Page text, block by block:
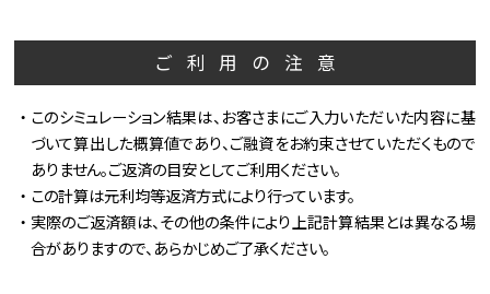
ご利用の注意
このシミュレーション結果は、お客さまにご入力いただいた内容に基
づいて算出した概算値であり、ご融資をお約束させていただくもので
ありません。ご返済の目安としてご利用ください。
この計算は元利均等返済方式により行っています。
実際のご返済額は、その他の条件により上記計算結果とは異なる場
合がありますので、あらかじめご了承ください。